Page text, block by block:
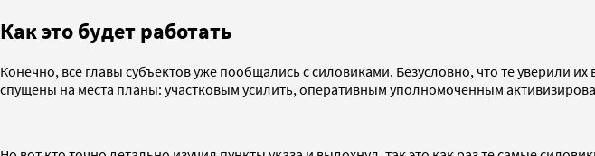
Как это будет работать
Конечно, все главы субъектов уже пообщались с силовиками. Безусловно, что те уверили
спущены на места планы: участковым усилить, оперативным уполномоченным